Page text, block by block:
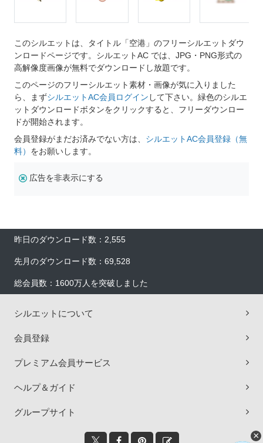
このシルエットは、タイトル「空港」のフリーシルエットダウ
ンロードページです。シルエットAC では、JPG・PNG形式の
高解像度画像が無料でダウンロードし放題です。
このページのフリーシルエット素材・画像が気に入りました
ら、まずシルエットAC会員ログイン して下さい。緑色のシルエ
ットダウンロードボタンをクリックすると、フリーダウンロー
ドが開始されます。
会員登録がまだお済みでない方は、 シルエットAC会員登録（無
料） をお願いします。
広告を非表示にする
昨日のダウンロード数：2,555
先月のダウンロード数：69,528
総会員数：1600万人を突破しました
シルエットについて
会員登録
プレミアム会員サービス
ヘルプ＆ガイド
グループサイト
×